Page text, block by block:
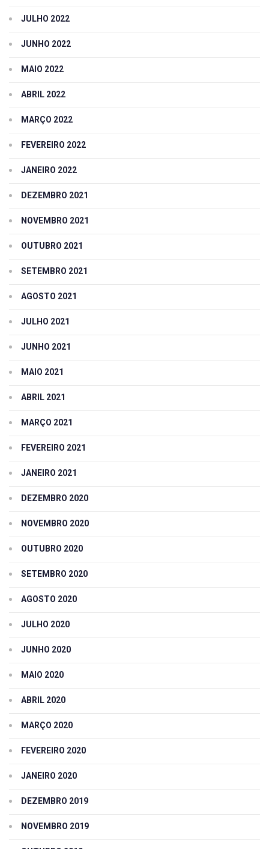
JULHO 2022
JUNHO 2022
MAIO 2022
ABRIL 2022
MARÇO 2022
FEVEREIRO 2022
JANEIRO 2022
DEZEMBRO 2021
NOVEMBRO 2021
OUTUBRO 2021
SETEMBRO 2021
AGOSTO 2021
JULHO 2021
JUNHO 2021
MAIO 2021
ABRIL 2021
MARÇO 2021
FEVEREIRO 2021
JANEIRO 2021
DEZEMBRO 2020
NOVEMBRO 2020
OUTUBRO 2020
SETEMBRO 2020
AGOSTO 2020
JULHO 2020
JUNHO 2020
MAIO 2020
ABRIL 2020
MARÇO 2020
FEVEREIRO 2020
JANEIRO 2020
DEZEMBRO 2019
NOVEMBRO 2019